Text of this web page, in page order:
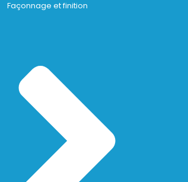
Façonnage et finition